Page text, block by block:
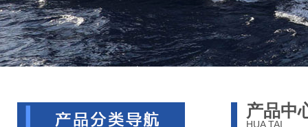
产品中
HUA TAI